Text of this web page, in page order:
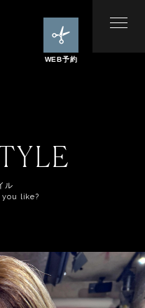
WEB予約
ル
like?